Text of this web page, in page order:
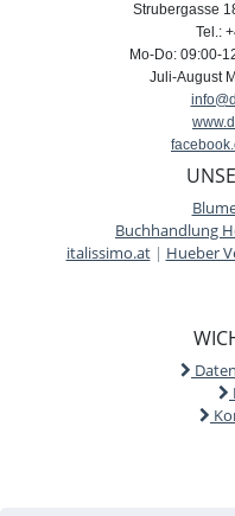
Strubergasse
Tel.:
Mo-Do: 09:00-
Juli-August
Buchhandlung
italissimo.at| Hueber